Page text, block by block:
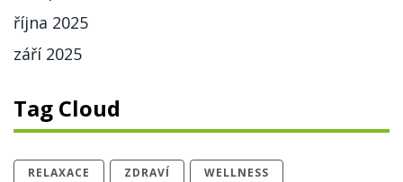
října 2025
září 2025
Tag Cloud
RELAXACE ZDRAVÍ
WELLNESS